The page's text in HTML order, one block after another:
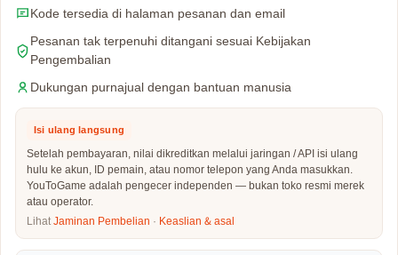
Kode tersedia di halaman pesanan dan email
Pesanan tak terpenuhi ditangani sesuai Kebijakan
Pengembalian
Dukungan purnajual dengan bantuan manusia
Isi ulang langsung
Setelah pembayaran, nilai dikreditkan melalui jaringan / API isi ulang
hulu ke akun, ID pemain, atau nomor telepon yang Anda masukkan.
YouToGame adalah pengecer independen — bukan toko resmi merek
atau operator.
Lihat Jaminan Pembelian · Keaslian & asal